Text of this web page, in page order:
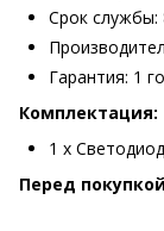
Срок службы:
Гарантия: 1
Комплектация:
1 х
Перед